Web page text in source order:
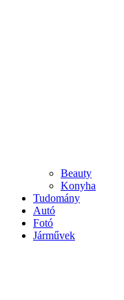
Beauty
Konyha
Tudomány
Autó
Fotó
Járművek